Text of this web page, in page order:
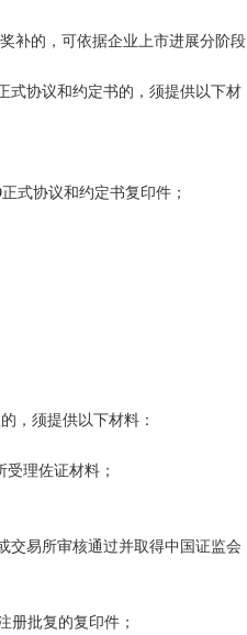
的，可依据企业上市进展分阶段
协议和约定书的，须提供以下材
协议和约定书复印件；
须提供以下材料：
理佐证材料；
易所审核通过并取得中国证监会
批复的复印件；